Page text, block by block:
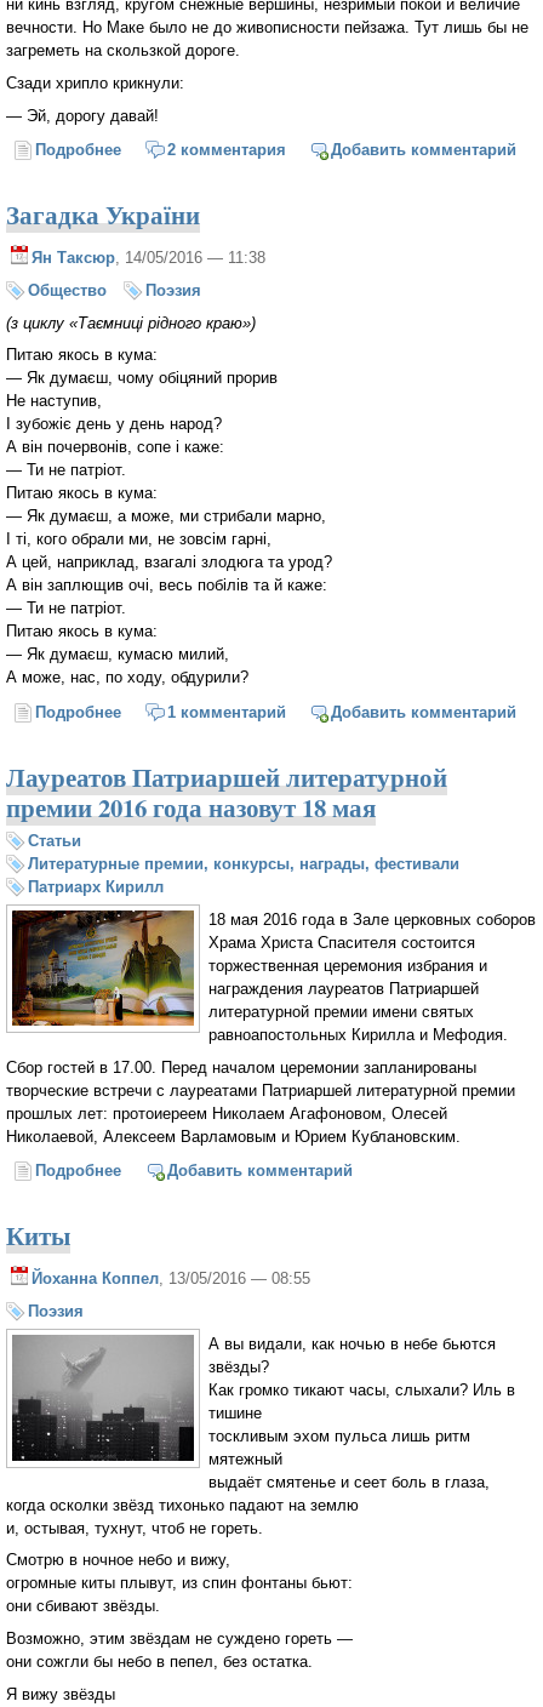
ни кинь взгляд, кругом снежные вершины, незримый покой и величие
вечности. Но Маке было не до живописности пейзажа. Тут лишь бы не
загреметь на скользкой дороге.
Сзади хрипло крикнули:
— Эй, дорогу давай!
Подробнее о Нежданная посылка
2 комментария Добавить комментарий
Загадка України
Ян Таксюр, 14/05/2016 — 11:38
Общество
Поэзия
(з циклу «Таємниці рідного краю»)
Питаю якось в кума:
— Як думаєш, чому обіцяний прорив
Не наступив,
І зубожіє день у день народ?
А він почервонів, сопе і каже:
— Ти не патріот.
Питаю якось в кума:
— Як думаєш, а може, ми стрибали марно,
І ті, кого обрали ми, не зовсім гарні,
А цей, наприклад, взагалі злодюга та урод?
А він заплющив очі, весь побілів та й каже:
— Ти не патріот.
Питаю якось в кума:
— Як думаєш, кумасю милий,
А може, нас, по ходу, обдурили?
Подробнее о Загадка України
1 комментарий Добавить комментарий
Лауреатов Патриаршей литературной
премии 2016 года назовут 18 мая
Статьи
Литературные премии, конкурсы, награды, фестивали
Патриарх Кирилл
18 мая 2016 года в Зале церковных соборов
Храма Христа Спасителя состоится
торжественная церемония избрания и
награждения лауреатов Патриаршей
литературной премии имени святых
равноапостольных Кирилла и Мефодия.
Сбор гостей в 17.00. Перед началом церемонии запланированы
творческие встречи с лауреатами Патриаршей литературной премии
прошлых лет: протоиереем Николаем Агафоновом, Олесей
Николаевой, Алексеем Варламовым и Юрием Кублановским.
Подробнее о Лауреатов Патриаршей литературной премии 2016
Добавить комментарий
Киты
Йоханна Коппел, 13/05/2016 — 08:55
Поэзия
А вы видали, как ночью в небе бьются
звёзды?
Как громко тикают часы, слыхали? Иль в
тишине
тоскливым эхом пульса лишь ритм
мятежный
выдаёт смятенье и сеет боль в глаза,
когда осколки звёзд тихонько падают на землю
и, остывая, тухнут, чтоб не гореть.
Смотрю в ночное небо и вижу,
огромные киты плывут, из спин фонтаны бьют:
они сбивают звёзды.
Возможно, этим звёздам не суждено гореть —
они сожгли бы небо в пепел, без остатка.
Я вижу звёзды